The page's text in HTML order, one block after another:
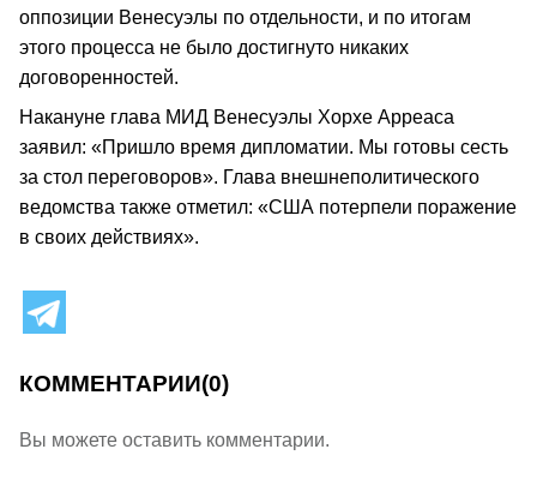
оппозиции Венесуэлы по отдельности, и по итогам
этого процесса не было достигнуто никаких
договоренностей.
Накануне глава МИД Венесуэлы Хорхе Арреаса
заявил: «Пришло время дипломатии. Мы готовы сесть
за стол переговоров». Глава внешнеполитического
ведомства также отметил: «США потерпели поражение
в своих действиях».
КОММЕНТАРИИ(0)
Вы можете оставить комментарии.